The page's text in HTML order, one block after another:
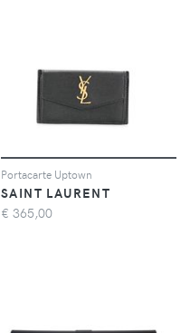
Portacarte Uptown
SAINT LAURENT
€ 365,00